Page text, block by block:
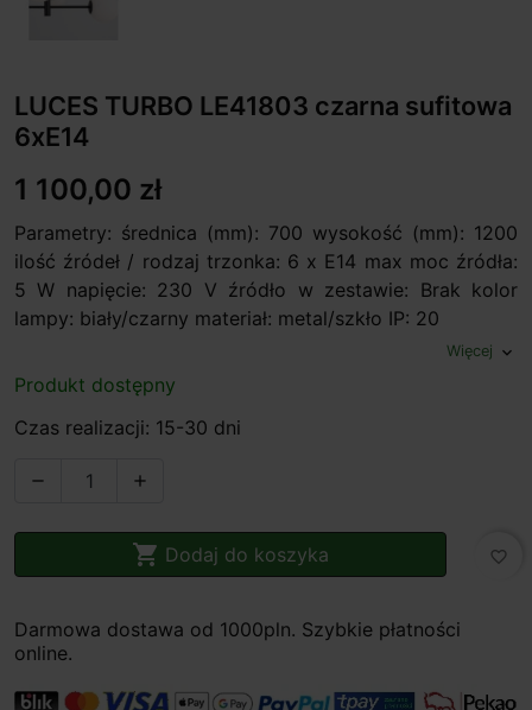
LUCES TURBO LE41803 czarna sufitowa
6xE14
1 100,00 zł
Parametry: średnica (mm): 700 wysokość (mm): 1200
ilość źródeł / rodzaj trzonka: 6 x E14 max moc źródła:
5 W napięcie: 230 V źródło w zestawie: Brak kolor
lampy: biały/czarny materiał: metal/szkło IP: 20
Więcej expand_more
Produkt dostępny
Czas realizacji: 15-30 dni
 
 Dodaj do koszyka favorite_border
Darmowa dostawa od 1000pln. Szybkie płatności
online.